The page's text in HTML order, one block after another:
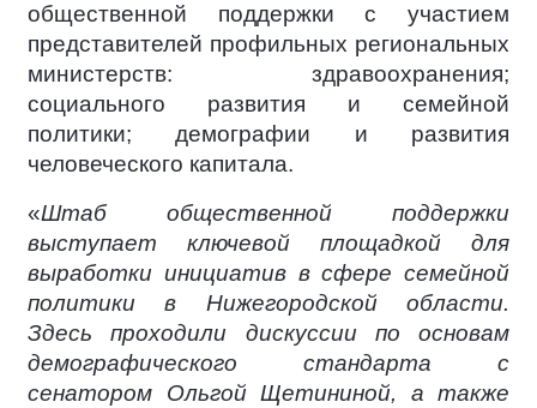
общественной поддержки с участием
представителей профильных региональных
министерств: здравоохранения;
социального развития и семейной
политики; демографии и развития
человеческого капитала.
«Штаб общественной поддержки
выступает ключевой площадкой для
выработки инициатив в сфере семейной
политики в Нижегородской области.
Здесь проходили дискуссии по основам
демографического стандарта с
сенатором Ольгой Щетининой, а также